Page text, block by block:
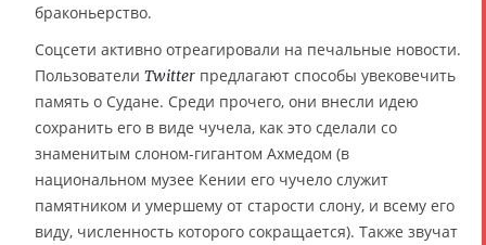
браконьерство.
Соцсети активно отреагировали на печальные новости.
Пользователи Twitter предлагают способы увековечить
память о Судане. Среди прочего, они внесли идею
сохранить его в виде чучела, как это сделали со
знаменитым слоном-гигантом Ахмедом (в
национальном музее Кении его чучело служит
памятником и умершему от старости слону, и всему его
виду, численность которого сокращается). Также звучат